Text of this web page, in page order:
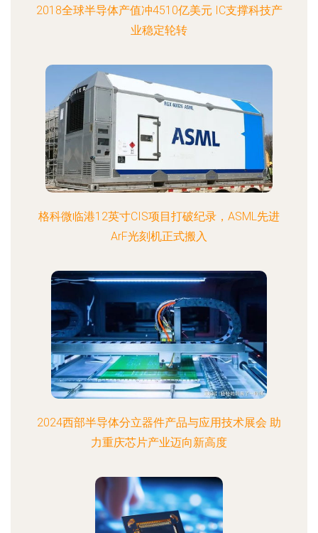
2018全球半导体产值冲4510亿美元 IC支撑科技产
业稳定轮转
格科微临港12英寸CIS项目打破纪录，ASML先进
ArF光刻机正式搬入
2024西部半导体分立器件产品与应用技术展会 助
力重庆芯片产业迈向新高度